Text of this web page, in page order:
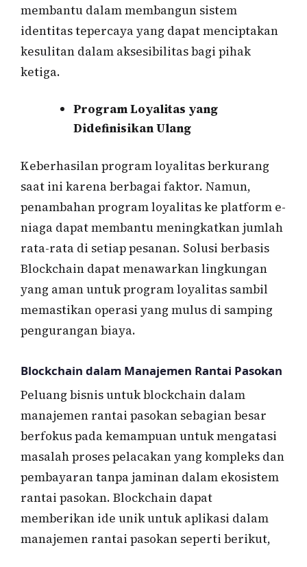
membantu dalam membangun sistem
identitas tepercaya yang dapat menciptakan
kesulitan dalam aksesibilitas bagi pihak
ketiga.
Program Loyalitas yang
Didefinisikan Ulang
Keberhasilan program loyalitas berkurang
saat ini karena berbagai faktor. Namun,
penambahan program loyalitas ke platform e-
niaga dapat membantu meningkatkan jumlah
rata-rata di setiap pesanan. Solusi berbasis
Blockchain dapat menawarkan lingkungan
yang aman untuk program loyalitas sambil
memastikan operasi yang mulus di samping
pengurangan biaya.
Blockchain dalam Manajemen Rantai Pasokan
Peluang bisnis untuk blockchain dalam
manajemen rantai pasokan sebagian besar
berfokus pada kemampuan untuk mengatasi
masalah proses pelacakan yang kompleks dan
pembayaran tanpa jaminan dalam ekosistem
rantai pasokan. Blockchain dapat
memberikan ide unik untuk aplikasi dalam
manajemen rantai pasokan seperti berikut,